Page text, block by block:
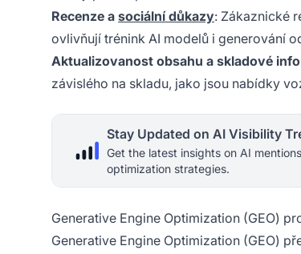
Recenze a sociální důkazy: Zákaznické
ovlivňují trénink AI modelů i generování
Aktualizovanost obsahu a skladové
závislého na skladu, jako jsou nabídky
Stay Updated on AI Visibility
Get the latest insights on AI
optimization strategies.
Generative Engine Optimization (GEO)
Generative Engine Optimization (GEO)